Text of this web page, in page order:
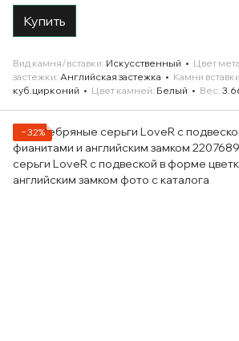
Купить
Вид камня/вставки Искусственный Цвет
застежки Английская застежка Камни вставки
куб.цирконий
Цвет камней Белый Вес
−32%